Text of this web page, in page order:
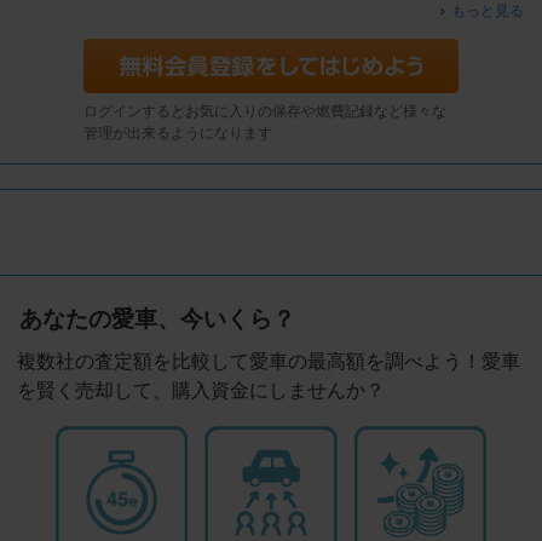
もっと見る
ログインするとお気に入りの保存や燃費記録など様々な
管理が出来るようになります
あなたの愛車、今いくら？
複数社の査定額を比較して愛車の最高額を調べよう！愛車
を賢く売却して、購入資金にしませんか？